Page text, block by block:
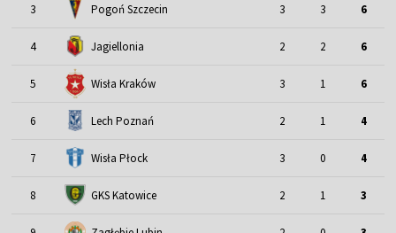
3 Pogoń Szczecin 3 3 6
4 Jagiellonia 2 2 6
5 Wisła Kraków 3 1 6
6 Lech Poznań 2 1 4
7 Wisła Płock 3 0 4
8 GKS Katowice 2 1 3